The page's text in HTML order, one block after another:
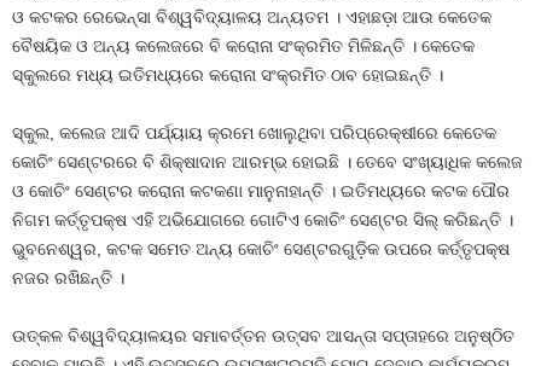
ଓ କଟକର ରେଭେନ୍ସା ବିଶ୍ୱବିଦ୍ୟାଳୟ ଅନ୍ୟତମ । ଏହାଛଡ଼ା ଆଉ କେତେକ
ବୈଷୟିକ ଓ ଅନ୍ୟ କଲେଜରେ ବି କରୋନା ସଂକ୍ରମିତ ମିଳିଛନ୍ତି । କେତେକ
ସ୍କୁଲରେ ମଧ୍ୟ ଇତିମଧ୍ୟରେ କରୋନା ସଂକ୍ରମିତ ଠାବ ହୋଇଛନ୍ତି ।
ସ୍କୁଲ, କଲେଜ ଆଦି ପର୍ଯ୍ୟାୟ କ୍ରମେ ଖୋଲୁଥିବା ପରିପ୍ରେକ୍ଷୀରେ କେତେକ
କୋଚିଂ ସେଣ୍ଟରରେ ବି ଶିକ୍ଷାଦାନ ଆରମ୍ଭ ହୋଇଛି । ତେବେ ସଂଖ୍ୟାଧିକ କଲେଜ
ଓ କୋଚିଂ ସେଣ୍ଟର କରୋନା କଟକଣା ମାନୁନାହାନ୍ତି । ଇତିମଧ୍ୟରେ କଟକ ପୌର
ନିଗମ କର୍ତ୍ତୃପକ୍ଷ ଏହି ଅଭିଯୋଗରେ ଗୋଟିଏ କୋଚିଂ ସେଣ୍ଟର ସିଲ୍‍ କରିଛନ୍ତି ।
ଭୁବନେଶ୍ୱର, କଟକ ସମେତ ଅନ୍ୟ କୋଚିଂ ସେଣ୍ଟରଗୁଡ଼ିକ ଉପରେ କର୍ତ୍ତୃପକ୍ଷ
ନଜର ରଖିଛନ୍ତି ।
ଉତ୍କଳ ବିଶ୍ୱବିଦ୍ୟାଳୟର ସମାବର୍ତ୍ତନ ଉତ୍ସବ ଆସନ୍ତା ସପ୍ତାହରେ ଅନୁଷ୍ଠିତ